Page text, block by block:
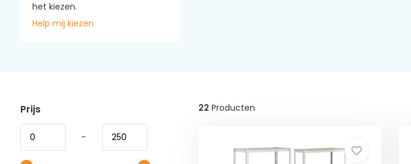
het kiezen.
Help mij kiezen
Prijs
-
22 Producten